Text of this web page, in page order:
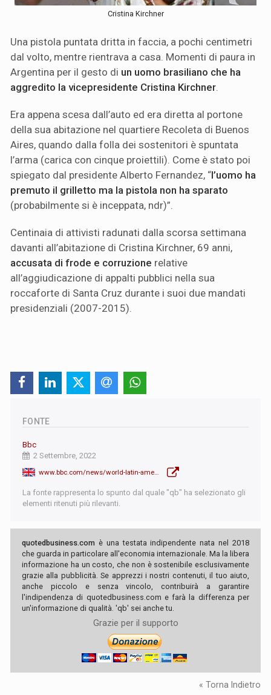
Cristina Kirchner
Una pistola puntata dritta in faccia, a pochi centimetri
dal volto, mentre rientrava a casa. Momenti di paura in
Argentina per il gesto di un uomo brasiliano che ha
aggredito la vicepresidente Cristina Kirchner
Era appena scesa dall’auto ed era diretta al portone
della sua abitazione nel quartiere Recoleta di Buenos
Aires, quando dalla folla dei sostenitori è spuntata
l’arma (carica con cinque proiettili). Come è stato poi
spiegato dal presidente Alberto Fernandez, “l’uomo ha
premuto il grilletto ma la pistola non ha sparato
(probabilmente si è inceppata, ndr)”.
Centinaia di attivisti radunati dalla scorsa settimana
davanti all’abitazione di Cristina Kirchner, 69 anni,
accusata di frode e corruzione relative
all’aggiudicazione di appalti pubblici nella sua
roccaforte di Santa Cruz durante i suoi due mandati
presidenziali (2007-2015).
FONTE
Bbc
2 Settembre, 2022
La fonte rappresenta lo spunto dal quale "qb" ha selezionato gli
elementi ritenuti più rilevanti.
quotedbusiness.com è una testata indipendente nata nel 2018
che guarda in particolare all'economia internazionale. Ma la libera
informazione ha un costo, che non è sostenibile esclusivamente
grazie alla pubblicità. Se apprezzi i nostri contenuti, il tuo aiuto,
anche piccolo e senza vincolo, contribuirà a garantire
l'indipendenza di quotedbusiness.com e farà la differenza per
un'informazione di qualità. 'qb' sei anche tu.
Grazie per il supporto
« Torna Indietro